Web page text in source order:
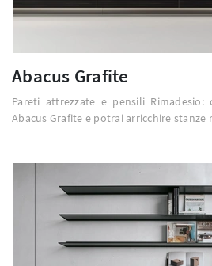
Abacus Grafite
Pareti attrezzate e pensili
Abacus Grafite e potrai arricchire stanze